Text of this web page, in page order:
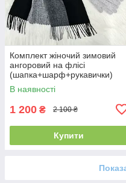
Комплект жіночий зимовий
ангоровий на флісі
(шапка+шарф+рукавички)
ODYSSEY 55-58 см сірий
12822 - 1125 - 4210
В наявності
1 200 ₴ 2 100 ₴
Купити